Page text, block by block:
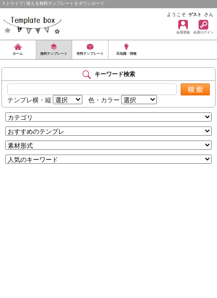
ストライプ | 使える無料テンプレートをダウンロード
ようこそ ゲスト さん
会員登録 会員ログイン
ホーム 無料テンプレート 有料テンプレート 豆知識・情報
キーワード検索
テンプレ横・縦 色・カラー